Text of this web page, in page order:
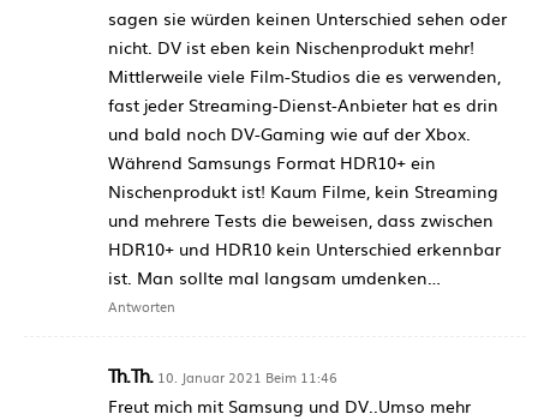
sagen sie würden keinen Unterschied sehen oder
nicht. DV ist eben kein Nischenprodukt mehr!
Mittlerweile viele Film-Studios die es verwenden,
fast jeder Streaming-Dienst-Anbieter hat es drin
und bald noch DV-Gaming wie auf der Xbox.
Während Samsungs Format HDR10+ ein
Nischenprodukt ist! Kaum Filme, kein Streaming
und mehrere Tests die beweisen, dass zwischen
HDR10+ und HDR10 kein Unterschied erkennbar
ist. Man sollte mal langsam umdenken…
Antworten
Th.Th. 10. Januar 2021 Beim 11:46
Freut mich mit Samsung und DV..Umso mehr